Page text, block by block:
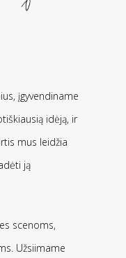
įgyvendiname
idėją, ir
mus leidžia
ją
scenoms,
Užsiimame